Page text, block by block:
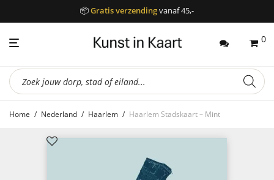
📦Gratis verzendingvanaf 45,-
0
Producten
zoeken
Home / Nederland / Haarlem / Haarlem Stadskaart – Mint